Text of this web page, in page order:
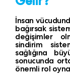
İnsan
bağırsak
değişimler
sindirim
sağlığına
sonucunda
önemli rol